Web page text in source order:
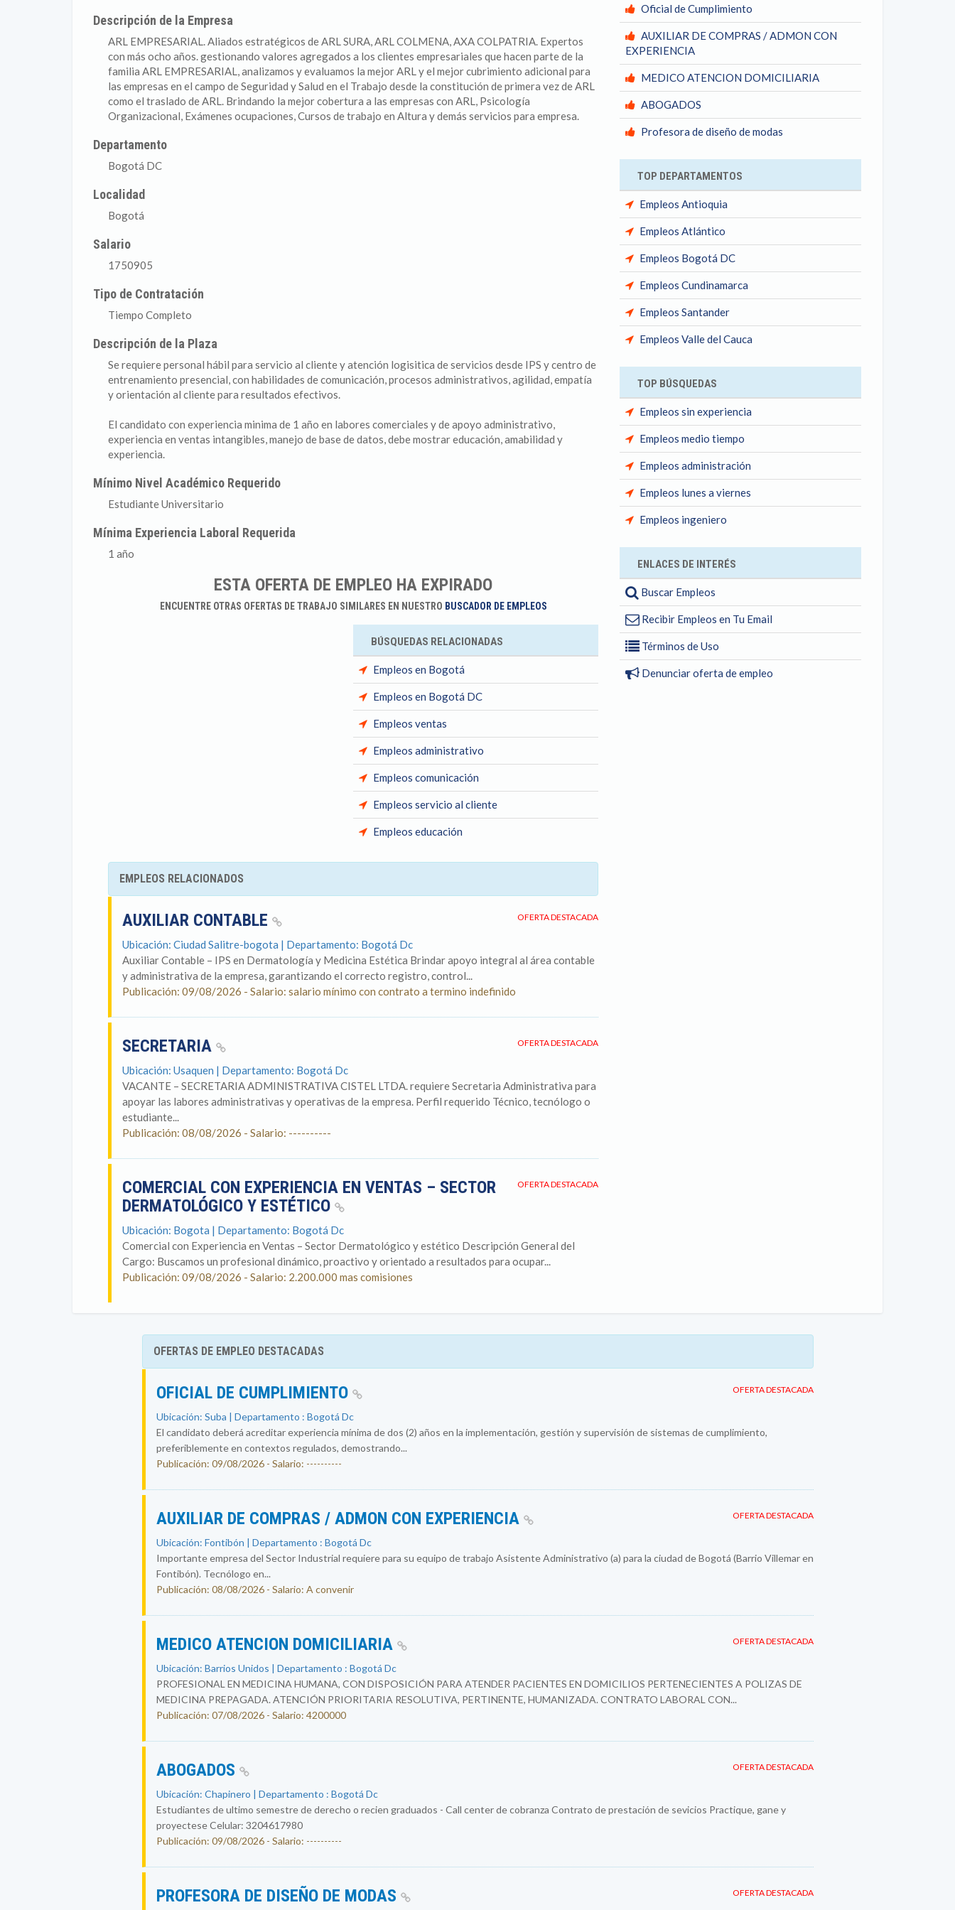
Descripción de la Empresa
ARL EMPRESARIAL. Aliados estratégicos de ARL SURA, ARL COLMENA, AXA COLPATRIA. Expertos
con más ocho años. gestionando valores agregados a los clientes empresariales que hacen parte de la
familia ARL EMPRESARIAL, analizamos y evaluamos la mejor ARL y el mejor cubrimiento adicional para
las empresas en el campo de Seguridad y Salud en el Trabajo desde la constitución de primera vez de ARL
como el traslado de ARL. Brindando la mejor cobertura a las empresas con ARL, Psicología
Organizacional, Exámenes ocupaciones, Cursos de trabajo en Altura y demás servicios para empresa.
Departamento
Bogotá DC
Localidad
Bogotá
Salario
1750905
Tipo de Contratación
Tiempo Completo
Descripción de la Plaza
Se requiere personal hábil para servicio al cliente y atención logisitica de servicios desde IPS y centro de
entrenamiento presencial, con habilidades de comunicación, procesos administrativos, agilidad, empatía
y orientación al cliente para resultados efectivos.
El candidato con experiencia minima de 1 año en labores comerciales y de apoyo administrativo,
experiencia en ventas intangibles, manejo de base de datos, debe mostrar educación, amabilidad y
experiencia.
Mínimo Nivel Académico Requerido
Estudiante Universitario
Mínima Experiencia Laboral Requerida
1 año
ESTA OFERTA DE EMPLEO HA EXPIRADO
ENCUENTRE OTRAS OFERTAS DE TRABAJO SIMILARES EN NUESTRO BUSCADOR DE EMPLEOS
BÚSQUEDAS RELACIONADAS
Empleos en Bogotá
Empleos en Bogotá DC
Empleos ventas
Empleos administrativo
Empleos comunicación
Empleos servicio al cliente
Empleos educación
EMPLEOS RELACIONADOS
OFERTA DESTACADA
AUXILIAR CONTABLE
Ubicación: Ciudad Salitre-bogota | Departamento: Bogotá Dc
Auxiliar Contable – IPS en Dermatología y Medicina Estética Brindar apoyo integral al área contable
y administrativa de la empresa, garantizando el correcto registro, control...
Publicación: 09/08/2026 - Salario: salario mínimo con contrato a termino indefinido
OFERTA DESTACADA
SECRETARIA
Ubicación: Usaquen | Departamento: Bogotá Dc
VACANTE – SECRETARIA ADMINISTRATIVA CISTEL LTDA. requiere Secretaria Administrativa para
apoyar las labores administrativas y operativas de la empresa. Perfil requerido Técnico, tecnólogo o
estudiante...
Publicación: 08/08/2026 - Salario: ----------
OFERTA DESTACADA
COMERCIAL CON EXPERIENCIA EN VENTAS – SECTOR
DERMATOLÓGICO Y ESTÉTICO
Ubicación: Bogota | Departamento: Bogotá Dc
Comercial con Experiencia en Ventas – Sector Dermatológico y estético Descripción General del
Cargo: Buscamos un profesional dinámico, proactivo y orientado a resultados para ocupar...
Publicación: 09/08/2026 - Salario: 2.200.000 mas comisiones
Oficial de Cumplimiento
AUXILIAR DE COMPRAS / ADMON CON
EXPERIENCIA
MEDICO ATENCION DOMICILIARIA
ABOGADOS
Profesora de diseño de modas
TOP DEPARTAMENTOS
Empleos Antioquia
Empleos Atlántico
Empleos Bogotá DC
Empleos Cundinamarca
Empleos Santander
Empleos Valle del Cauca
TOP BÚSQUEDAS
Empleos sin experiencia
Empleos medio tiempo
Empleos administración
Empleos lunes a viernes
Empleos ingeniero
ENLACES DE INTERÉS
Buscar Empleos
Recibir Empleos en Tu Email
Términos de Uso
Denunciar oferta de empleo
OFERTAS DE EMPLEO DESTACADAS
OFERTA DESTACADA
OFICIAL DE CUMPLIMIENTO
Ubicación: Suba | Departamento : Bogotá Dc
El candidato deberá acreditar experiencia mínima de dos (2) años en la implementación, gestión y supervisión de sistemas de cumplimiento,
preferiblemente en contextos regulados, demostrando...
Publicación: 09/08/2026 - Salario: ----------
OFERTA DESTACADA
AUXILIAR DE COMPRAS / ADMON CON EXPERIENCIA
Ubicación: Fontibón | Departamento : Bogotá Dc
Importante empresa del Sector Industrial requiere para su equipo de trabajo Asistente Administrativo (a) para la ciudad de Bogotá (Barrio Villemar en
Fontibón). Tecnólogo en...
Publicación: 08/08/2026 - Salario: A convenir
OFERTA DESTACADA
MEDICO ATENCION DOMICILIARIA
Ubicación: Barrios Unidos | Departamento : Bogotá Dc
PROFESIONAL EN MEDICINA HUMANA, CON DISPOSICIÓN PARA ATENDER PACIENTES EN DOMICILIOS PERTENECIENTES A POLIZAS DE
MEDICINA PREPAGADA. ATENCIÓN PRIORITARIA RESOLUTIVA, PERTINENTE, HUMANIZADA. CONTRATO LABORAL CON...
Publicación: 07/08/2026 - Salario: 4200000
OFERTA DESTACADA
ABOGADOS
Ubicación: Chapinero | Departamento : Bogotá Dc
Estudiantes de ultimo semestre de derecho o recien graduados - Call center de cobranza Contrato de prestación de sevicios Practique, gane y
proyectese Celular: 3204617980
Publicación: 09/08/2026 - Salario: ----------
OFERTA DESTACADA
PROFESORA DE DISEÑO DE MODAS